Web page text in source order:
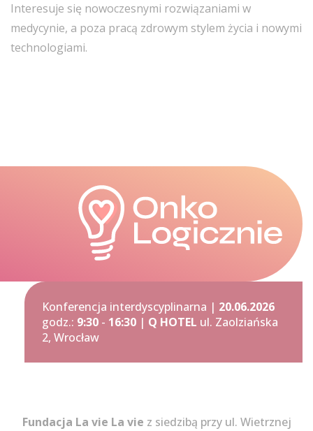
Interesuje się nowoczesnymi rozwiązaniami w
medycynie, a poza pracą zdrowym stylem życia i nowymi
technologiami.
Konferencja interdyscyplinarna | 20.06.2026
godz.: 9:30 - 16:30 | Q HOTEL ul. Zaolziańska
2, Wrocław
Fundacja La vie La vie z siedzibą przy ul. Wietrznej